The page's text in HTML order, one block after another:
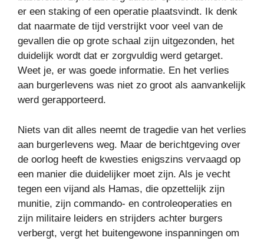
er een staking of een operatie plaatsvindt. Ik denk
dat naarmate de tijd verstrijkt voor veel van de
gevallen die op grote schaal zijn uitgezonden, het
duidelijk wordt dat er zorgvuldig werd getarget.
Weet je, er was goede informatie. En het verlies
aan burgerlevens was niet zo groot als aanvankelijk
werd gerapporteerd.
Niets van dit alles neemt de tragedie van het verlies
aan burgerlevens weg. Maar de berichtgeving over
de oorlog heeft de kwesties enigszins vervaagd op
een manier die duidelijker moet zijn. Als je vecht
tegen een vijand als Hamas, die opzettelijk zijn
munitie, zijn commando- en controleoperaties en
zijn militaire leiders en strijders achter burgers
verbergt, vergt het buitengewone inspanningen om